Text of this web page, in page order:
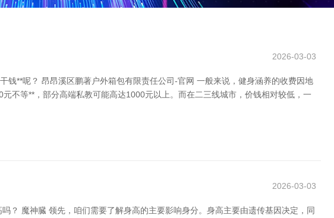
2026-03-03
**呢？ 昂昂溪区鹏著户外箱包有限责任公司-官网 一般来说，健身涵养的收费因地
不等**，部分高端私教可能高达1000元以上。而在二三线城市，价钱相对较低，一
2026-03-03
？ 魔神臓 领先，咱们需要了解身高的主要影响身分。身高主要由遗传基因决定，同